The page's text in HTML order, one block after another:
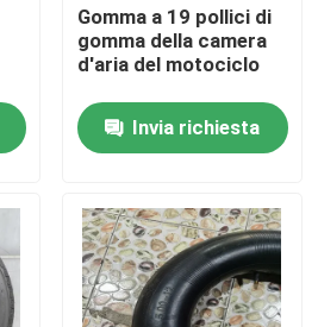
Gomma a 19 pollici di
gomma della camera
d'aria del motociclo
Invia richiesta